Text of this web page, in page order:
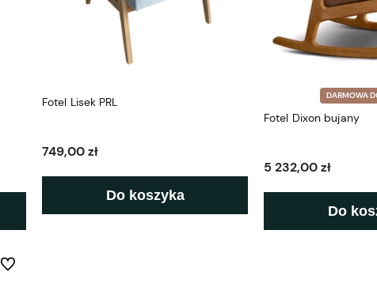
Fotel Lisek PRL
749,00 zł
Do koszyka
DARMOWA
Fotel Dixon bujany
5 232,00 zł
Do
Do ulubionych